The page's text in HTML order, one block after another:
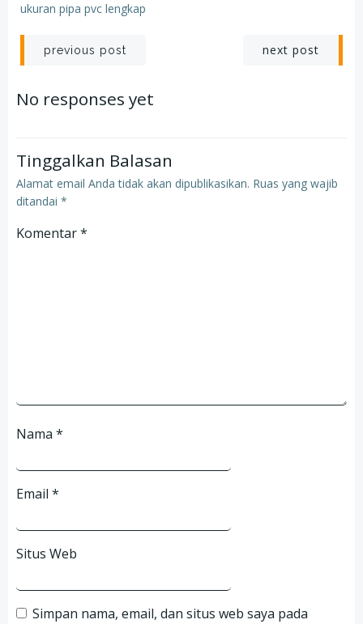
ukuran pipa pvc lengkap
Post
navigation
previous post next post
No responses yet
Tinggalkan Balasan
Alamat email Anda tidak akan dipublikasikan. Ruas yang wajib
ditandai *
Komentar*
Nama *
Email *
Situs Web
Simpan nama, email, dan situs web saya pada